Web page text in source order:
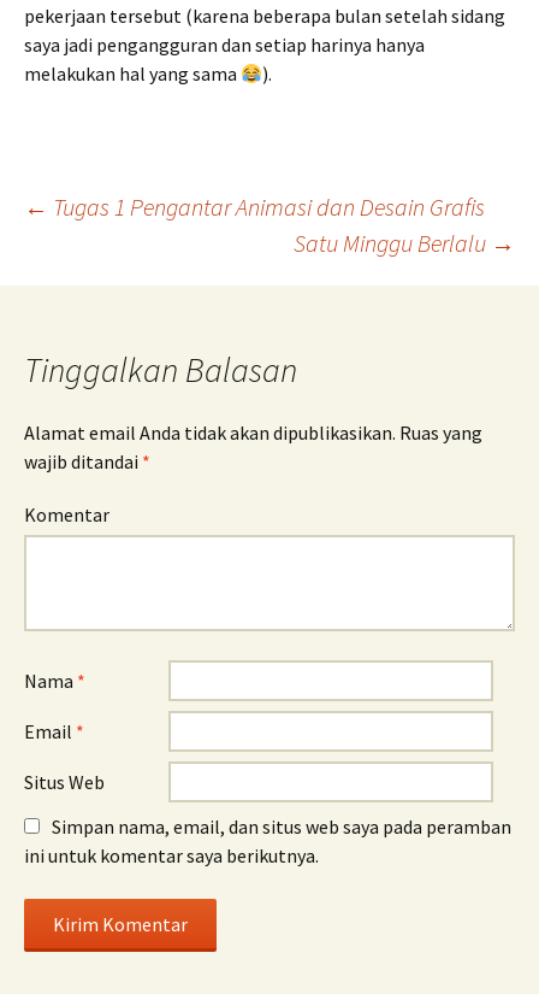
pekerjaan tersebut (karena beberapa bulan setelah sidang
saya jadi pengangguran dan setiap harinya hanya
melakukan hal yang sama
).
Navigasi
Tulisan
← Tugas 1 Pengantar Animasi dan Desain Grafis
Satu Minggu Berlalu →
Tinggalkan Balasan
Alamat email Anda tidak akan dipublikasikan. Ruas yang
wajib ditandai *
Komentar
Nama *
Email *
Situs Web
Simpan nama, email, dan situs web saya pada peramban
ini untuk komentar saya berikutnya.